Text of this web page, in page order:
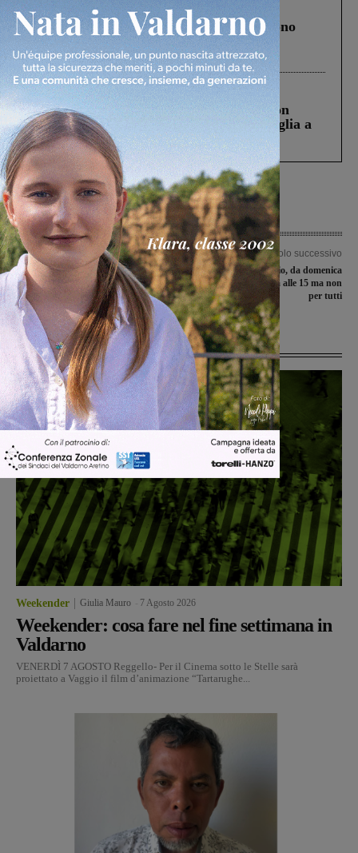
Cronaca
Un anno fa la strage in A1 in cui morirono
Gianni, Giulia e Franco. Lo schianto, il
processo, lo stop ai sorpassi fra tir....
Cronaca 3 Agosto 2026
Scomparso da una struttura di Castiglion
Fiorentino l’uomo che aveva ucciso la figlia a
Levane nel 2020
Articolo precedente
Falsi contratti a ignari clienti: maxi-
multa da 3 milioni di euro a Eni dopo
l’esposto di Federconsumatori
Articolo successivo
Il pallone cambia orario, da domenica
il fischio d’inizio sarà alle 15 ma non
per tutti
Ultime Notizie
Weekender Giulia Mauro 7 Agosto 2026
Weekender: cosa fare nel fine settimana in
Valdarno
VENERDÌ 7 AGOSTO Reggello- Per il Cinema sotto le Stelle sarà
proiettato a Vaggio il film d’animazione “Tartarughe...